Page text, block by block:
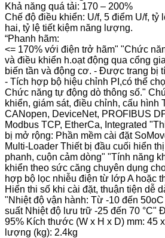
Khả năng quá tải: 170 – 200%
Chế độ điều khiển: U/f, 5 điểm U/f, tỷ
hai, tỷ lệ tiết kiệm năng lượng.
“Phanh hãm:
<= 170% với điện trở hãm" "Chức
và điều khiển h.oạt động qua cổng
biến tần và động cơ. - Được trang bị
- Tích hợp bộ hiệu chỉnh PI,có thể
Chức năng tự động dò thông số."
khiển, giám sát, điều chỉnh, cấu hình
CANopen, DeviceNet, PROFIBUS
Modbus TCP, EtherCa, Integrated
bị mở rộng: Phần mềm cài đặt
Multi-Loader Thiết bị đầu cuối hiển
phanh, cuộn cảm dòng" "Tính năng
khiển theo sức căng chuyên dụng
hợp bộ lọc nhiễu điện từ lớp A hoặc
Hiển thi số khi cài đặt, thuận tiện dễ
"Nhiệt độ vận hành: Từ -10 đến
suất Nhiệt độ lưu trữ -25 đến 70 °C"
95% Kích thước (W x H x D) mm: 45
lượng (kg): 2.4kg